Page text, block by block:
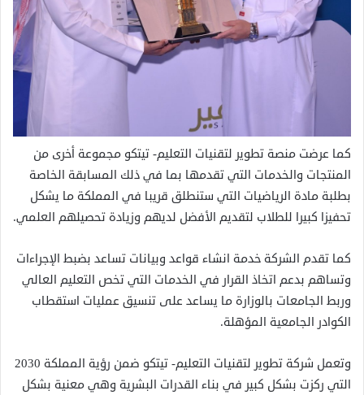
كما عرضت منصة تطوير لتقنيات التعليم- تيتكو مجموعة أخرى من
المنتجات والخدمات التي تقدمها بما في ذلك المسابقة الخاصة
بطلبة مادة الرياضيات التي ستنطلق قريبا في المملكة ما يشكل
تحفيزا كبيرا للطلاب لتقديم الأفضل لديهم وزيادة تحصيلهم العلمي.
كما تقدم الشركة خدمة انشاء قواعد وبيانات تساعد بضبط الإجراءات
وتساهم بدعم اتخاذ القرار في الخدمات التي تخص التعليم العالي
وربط الجامعات بالوزارة ما يساعد على تنسيق عمليات استقطاب
الكوادر الجامعية المؤهلة.
وتعمل شركة تطوير لتقنيات التعليم- تيتكو ضمن رؤية المملكة 2030
التي ركزت بشكل كبير في بناء القدرات البشرية وهي معنية بشكل